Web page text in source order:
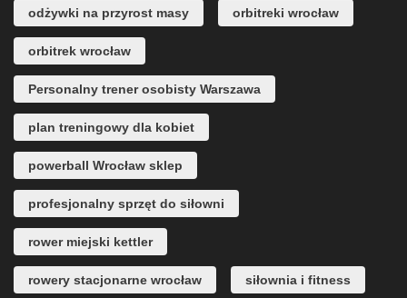
odżywki na przyrost masy orbitreki wrocław
orbitrek wrocław
Personalny trener osobisty Warszawa
plan treningowy dla kobiet
powerball Wrocław sklep
profesjonalny sprzęt do siłowni
rower miejski kettler
rowery stacjonarne wrocław siłownia i fitness